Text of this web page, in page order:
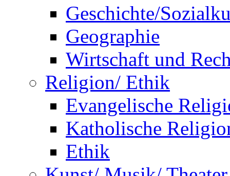
Geschichte/
Geographie
Wirtschaft und
Religion/ Ethik
Evangelische
Katholische
Ethik